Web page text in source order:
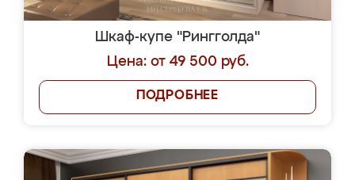
Шкаф-купе "Рингголда"
Цена: от 49 500 руб.
ПОДРОБНЕЕ